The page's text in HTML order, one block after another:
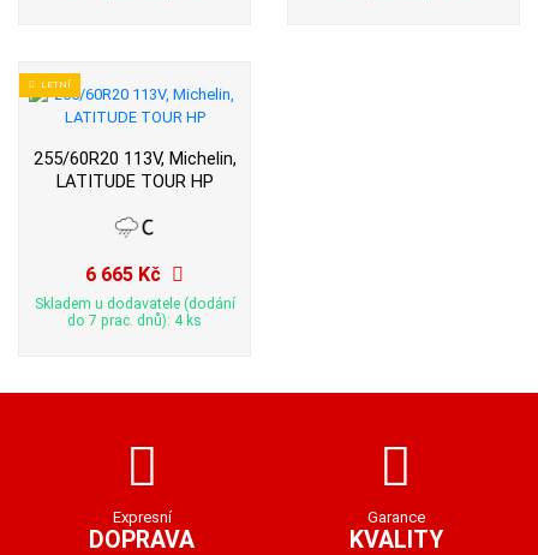
LETNÍ
255/60R20 113V, Michelin,
LATITUDE TOUR HP
6 665 Kč
Skladem u dodavatele (dodání
do 7 prac. dnů): 4 ks
Expresní
DOPRAVA
Garance
KVALITY